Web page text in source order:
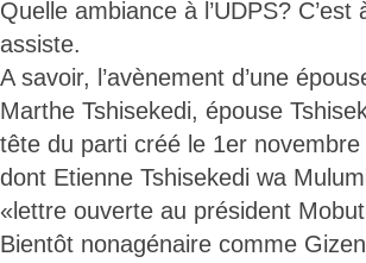
Quelle ambiance à l’UDPS?
assiste.
A savoir, l’avènement d’une
Marthe Tshisekedi, épouse
tête du parti créé le 1er
dont Etienne Tshisekedi wa
«lettre ouverte au président
Bientôt nonagénaire comme